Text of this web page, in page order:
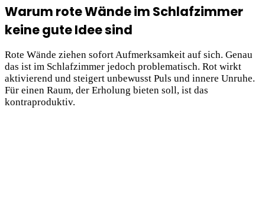
Warum rote Wände im Schlafzimmer
keine gute Idee sind
Rote Wände ziehen sofort Aufmerksamkeit auf sich. Genau
das ist im Schlafzimmer jedoch problematisch. Rot wirkt
aktivierend und steigert unbewusst Puls und innere Unruhe.
Für einen Raum, der Erholung bieten soll, ist das
kontraproduktiv.